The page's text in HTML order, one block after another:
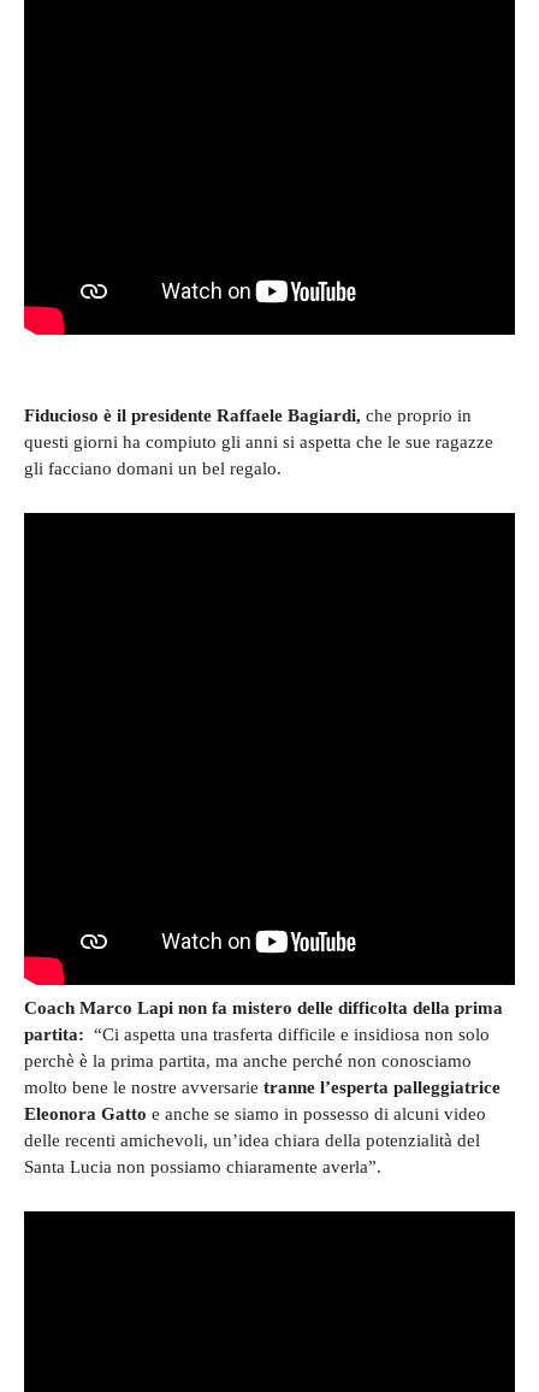
Fiducioso è il presidente Raffaele Bagiardi, che proprio in
questi giorni ha compiuto gli anni si aspetta che le sue ragazze
gli facciano domani un bel regalo.
Coach Marco Lapi non fa mistero delle difficolta della prima
partita: “Ci aspetta una trasferta difficile e insidiosa non solo
perchè è la prima partita, ma anche perché non conosciamo
molto bene le nostre avversarie tranne l’esperta palleggiatrice
Eleonora Gatto e anche se siamo in possesso di alcuni video
delle recenti amichevoli, un’idea chiara della potenzialità del
Santa Lucia non possiamo chiaramente averla”.